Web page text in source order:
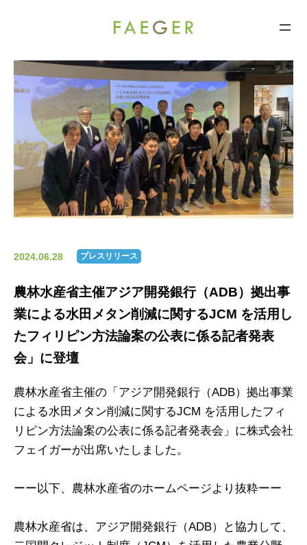
2024.06.28 プレスリリース
農林水産省主催アジア開発銀行（ADB）拠出事
業による水田メタン削減に関するJCM を活用し
たフィリピン方法論案の公表に係る記者発表
会」に登壇
農林水産省主催の「アジア開発銀行（ADB）拠出事業
による水田メタン削減に関するJCM を活用したフィ
リピン方法論案の公表に係る記者発表会」に株式会社
フェイガーが出席いたしました。
ーー以下、農林水産省のホームページより抜粋ーー
農林水産省は、アジア開発銀行（ADB）と協力して、